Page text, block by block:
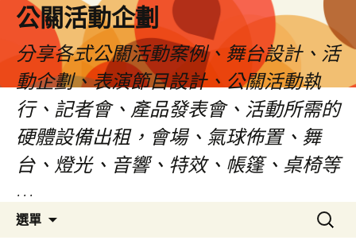
公關活動企劃
分享各式公關活動案例、舞台設計、活
動企劃、表演節目設計、公關活動執
行、記者會、產品發表會、活動所需的
硬體設備出租，會場、氣球佈置、舞
台、燈光、音響、特效、帳篷、桌椅等
…
選單
搜
尋